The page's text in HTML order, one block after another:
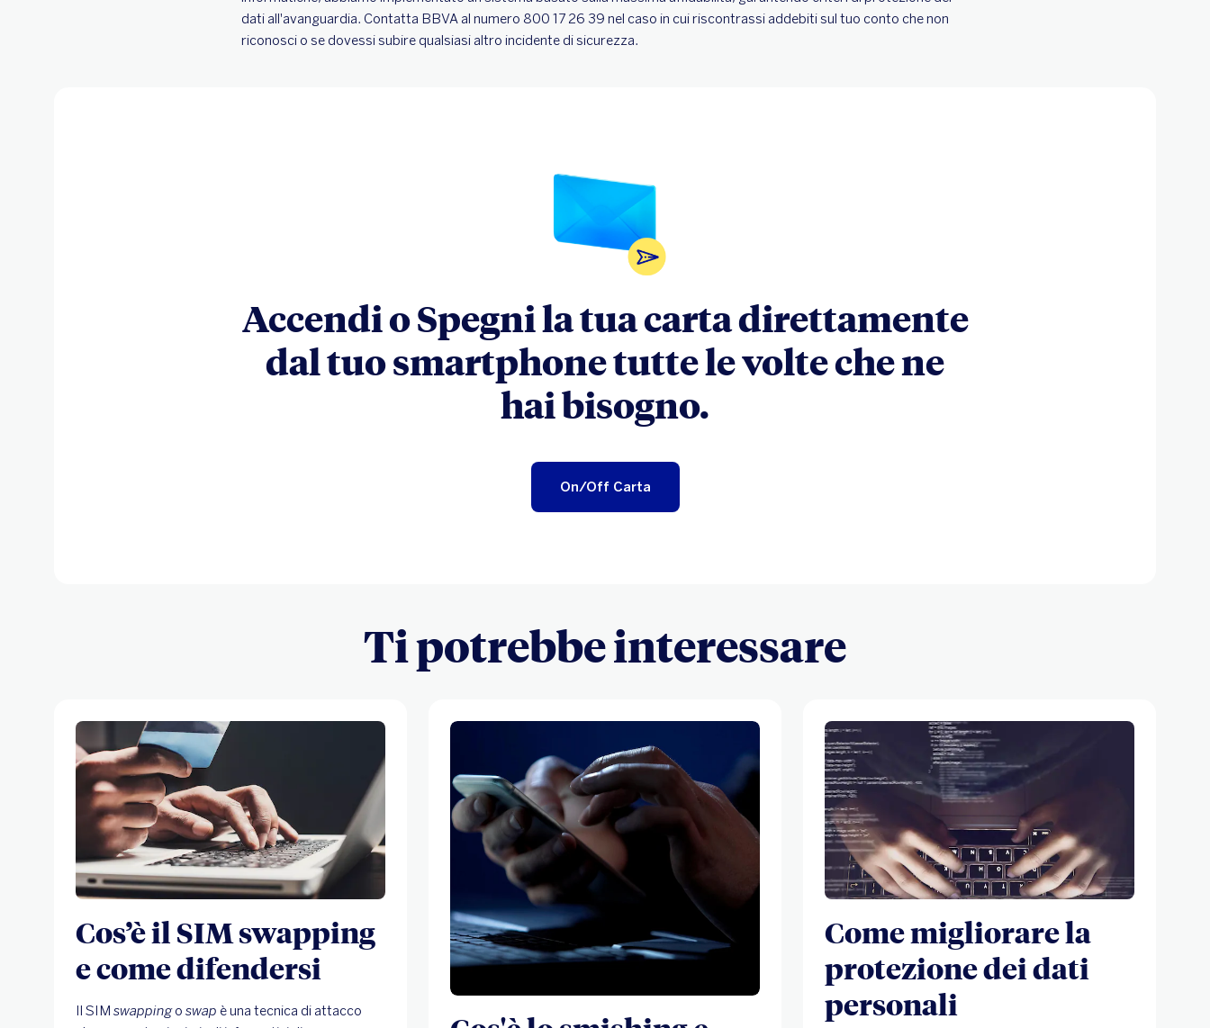
dati all'avanguardia. Contatta BBVA al numero 800 17 26 39 nel caso in cui riscontrassi addebiti sul tuo conto che non
riconosci o se dovessi subire qualsiasi altro incidente di sicurezza.
Accendi o Spegni la tua carta direttamente
dal tuo smartphone tutte le volte che ne
hai bisogno.
On/Off Carta
Ti potrebbe interessare
Cos’è il SIM swapping
e come difendersi
Il SIM swappingo swap è una tecnica di attacco
Come migliorare la
protezione dei dati
personali